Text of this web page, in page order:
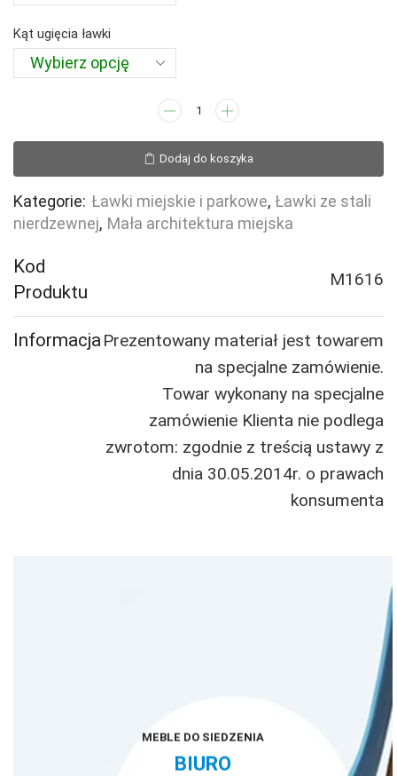
Kąt ugięcia ławki
ilość
ze
stali
nierdzewnej
FALA
Dodaj do koszyka
Kategorie: Ławki miejskie i parkowe, Ławki ze stali
nierdzewnej, Mała architektura miejska
Kod
Produktu
M1616
InformacjaPrezentowany materiał jest towarem
na specjalne zamówienie.
Towar wykonany na specjalne
zamówienie Klienta nie podlega
zwrotom: zgodnie z treścią ustawy z
dnia 30.05.2014r. o prawach
konsumenta
MEBLE DO SIEDZENIA
BIURO